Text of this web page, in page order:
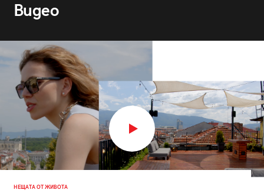
Видео
НЕЩАТА ОТ ЖИВОТА